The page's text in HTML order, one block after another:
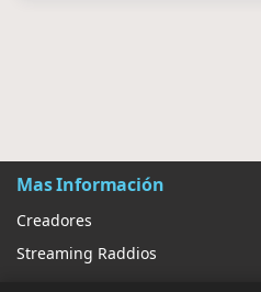
Mas Información
Creadores
Streaming Raddios